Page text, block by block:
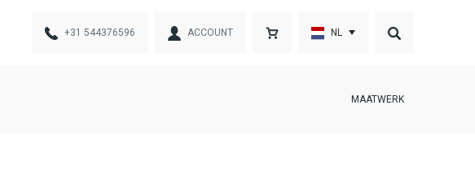
+31 544376596 ACCOUNT NL
MAATWERK